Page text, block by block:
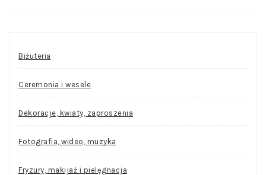
Biżuteria
Ceremonia i wesele
Dekoracje, kwiaty, zaproszenia
Fotografia, wideo, muzyka
Fryzury, makijaż i pielęgnacja